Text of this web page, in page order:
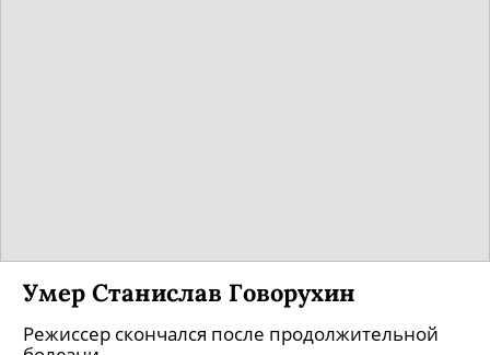
Умер Станислав Говорухин
Режиссер скончался после продолжительной